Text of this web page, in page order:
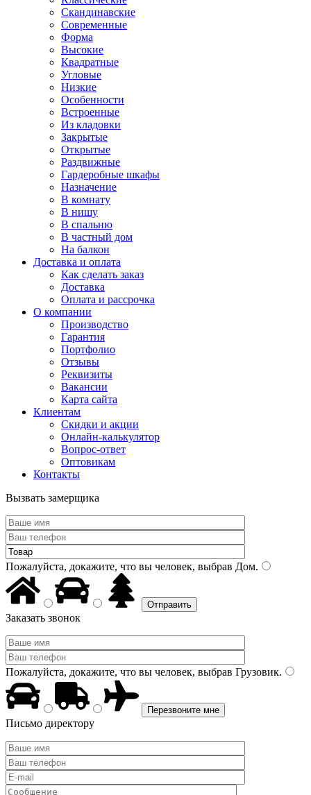
Скандинавские
Современные
Форма
Высокие
Квадратные
Угловые
Низкие
Особенности
Встроенные
Из кладовки
Закрытые
Открытые
Раздвижные
Гардеробные шкафы
Назначение
В комнату
В нишу
В спальню
В частный дом
На балкон
Доставка и оплата
Как сделать заказ
Доставка
Оплата и рассрочка
О компании
Производство
Гарантия
Портфолио
Отзывы
Реквизиты
Вакансии
Карта сайта
Клиентам
Скидки и акции
Онлайн-калькулятор
Вопрос-ответ
Оптовикам
Контакты
Вызвать замерщика
Пожалуйста, докажите, что вы человек, выбрав Дом.
Заказать звонок
Пожалуйста, докажите, что вы человек, выбрав Грузовик.
Письмо директору